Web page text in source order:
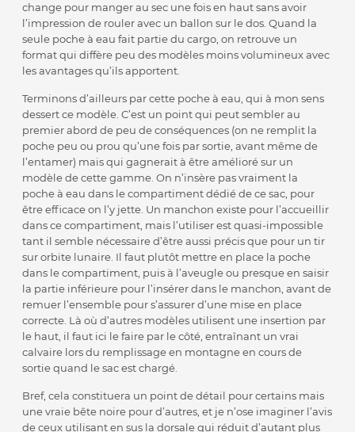
change pour manger au sec une fois en haut sans avoir
l’impression de rouler avec un ballon sur le dos. Quand la
seule poche à eau fait partie du cargo, on retrouve un
format qui diffère peu des modèles moins volumineux avec
les avantages qu’ils apportent.
Terminons d’ailleurs par cette poche à eau, qui à mon sens
dessert ce modèle. C’est un point qui peut sembler au
premier abord de peu de conséquences (on ne remplit la
poche peu ou prou qu’une fois par sortie, avant même de
l’entamer) mais qui gagnerait à être amélioré sur un
modèle de cette gamme. On n’insère pas vraiment la
poche à eau dans le compartiment dédié de ce sac, pour
être efficace on l’y jette. Un manchon existe pour l’accueillir
dans ce compartiment, mais l’utiliser est quasi-impossible
tant il semble nécessaire d’être aussi précis que pour un tir
sur orbite lunaire. Il faut plutôt mettre en place la poche
dans le compartiment, puis à l’aveugle ou presque en saisir
la partie inférieure pour l’insérer dans le manchon, avant de
remuer l’ensemble pour s’assurer d’une mise en place
correcte. Là où d’autres modèles utilisent une insertion par
le haut, il faut ici le faire par le côté, entraînant un vrai
calvaire lors du remplissage en montagne en cours de
sortie quand le sac est chargé.
Bref, cela constituera un point de détail pour certains mais
une vraie bête noire pour d’autres, et je n’ose imaginer l’avis
de ceux utilisant en sus la dorsale qui réduit d’autant plus